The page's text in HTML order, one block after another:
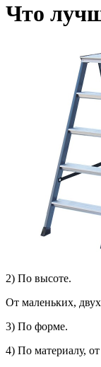
Что
2) По высоте.
От маленьких,
3) По форме.
4) По материалу,